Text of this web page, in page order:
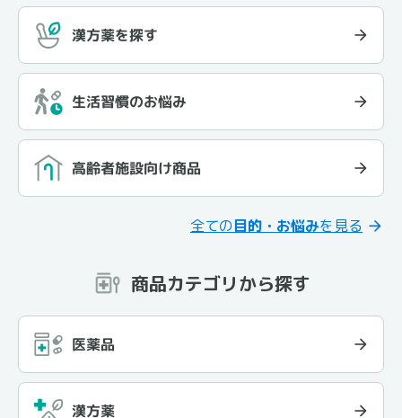
漢方薬を探す
生活習慣のお悩み
高齢者施設向け商品
全ての目的・お悩みを見る
商品カテゴリから探す
医薬品
漢方薬